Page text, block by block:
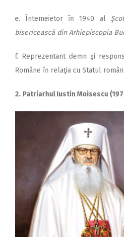
e. Întemeietor în 1940 al
bisericească din Arhiepiscopia
f. Reprezentant demn şi
Române în relaţia cu Statul român.
2. Patriarhul Iustin Moisescu